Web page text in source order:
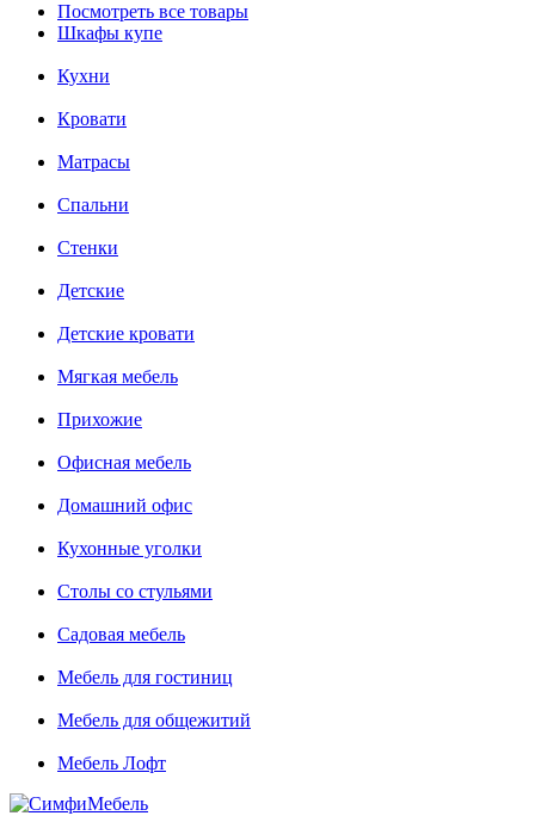
Посмотреть все товары
Шкафы купе
Кухни
Кровати
Матрасы
Cпальни
Стенки
Детские
Детские кровати
Мягкая мебель
Прихожие
Офисная мебель
Домашний офис
Кухонные уголки
Столы со стульями
Садовая мебель
Мебель для гостиниц
Мебель для общежитий
Мебель Лофт